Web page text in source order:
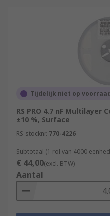
Tijdelijk niet op
RS PRO 4.7 nF Multilayer
±10 %, Surface
RS-stocknr. 770-4226
Subtotaal (1 rol van 4000
€ 44,00(excl. BTW)
Aantal